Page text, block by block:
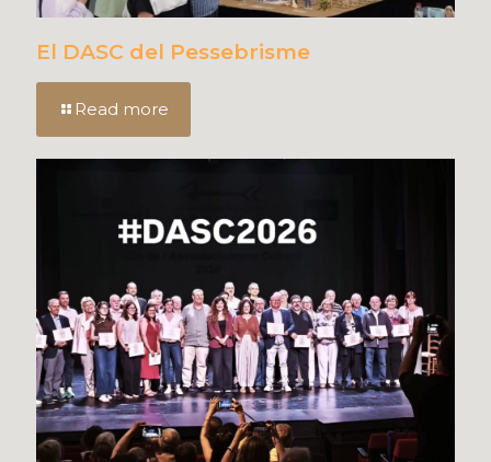
El DASC del Pessebrisme
Read more